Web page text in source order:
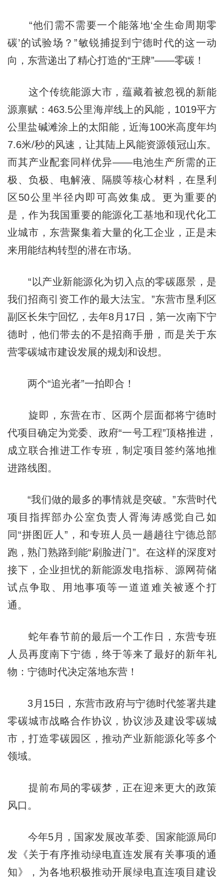
“他们需不需要一个能落地‘全生命周期零
碳’的试验场？”敏锐捕捉到宁德时代的这一动
向，东营递出了精心打造的“王牌”——零碳！
这个传统能源大市，蕴藏着被忽视的新能
源禀赋：463.5公里海岸线上的风能，1019平方
公里盐碱滩涂上的太阳能，近海100米高度年均
7.6米/秒的风速，让其陆上风能资源领冠山东。
而其产业配套同样优异——电池生产所需的正
极、负极、电解液、隔膜等核心材料，在垦利
区50公里半径内即可高效集成。更为重要的
是，作为我国重要的能源化工基地和现代化工
业城市，东营聚集着大量的化工企业，正是未
来用能结构转型的潜在市场。
“以产业新能源化为切入点的零碳愿景，是
我们招商引资工作的最大法宝。”东营市垦利区
副区长朱宁回忆，去年8月17日，第一次南下宁
德时，他们带去的不是招商手册，而是关于东
营零碳城市建设发展的规划和设想。
两个“追光者”一拍即合！
旋即，东营在市、区两个层面都将宁德时
代项目确定为党委、政府“一号工程”顶格推进，
成立联合推进工作专班，制定项目签约落地推
进路线图。
“我们做的最多的事情就是突破。”东营时代
项目指挥部办公室负责人胥海涛感觉自己如
同“拼图匠人”，和专班人员一趟趟往宁德总部
跑，熟门熟路到能“刷脸进门”。在这样的深度对
接下，企业担忧的新能源发电指标、源网荷储
试点争取、用地事项等一道道难关被逐个打
通。
蛇年春节前的最后一个工作日，东营专班
人员再度南下宁德，终于等来了最好的新年礼
物：宁德时代决定落地东营！
3月15日，东营市政府与宁德时代签署共建
零碳城市战略合作协议，协议涉及建设零碳城
市，打造零碳园区，推动产业新能源化等多个
领域。
提前布局的零碳梦，正在迎来更大的政策
风口。
今年5月，国家发展改革委、国家能源局印
发《关于有序推动绿电直连发展有关事项的通
知》，为各地积极推动开展绿电直连项目建设